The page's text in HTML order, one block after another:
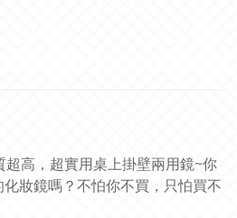
高，超實用桌上掛壁兩用鏡~你
妝鏡嗎？不怕你不買，只怕買不